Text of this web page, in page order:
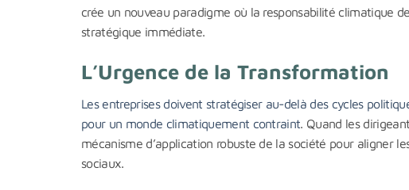
crée un nouveau paradigme où la responsabilité climatique
stratégique immédiate.
L’Urgence de la Transformation
Les entreprises doivent stratégiser au-delà des cycles
pour un monde climatiquement contraint. Quand les
mécanisme d’application robuste de la société pour aligner
sociaux.